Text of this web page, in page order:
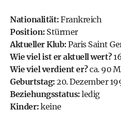
Nationalität: Frankreich
Position: Stürmer
Aktueller Klub: Paris Saint
Wie viel ist er aktuell wert?
Wie viel verdient er?ca. 90
Geburtstag: 20. Dezember
Beziehungsstatus: ledig
Kinder: keine